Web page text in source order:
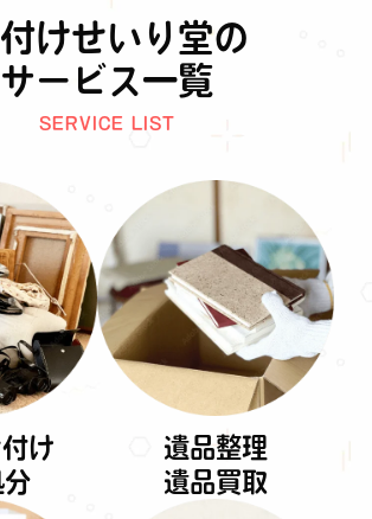
けせいり堂の
サービス一覧
SERVICE LIST
け
遺品整理
遺品買取